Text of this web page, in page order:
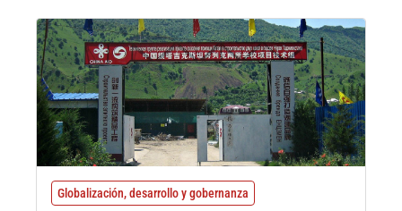
Globalización, desarrollo y gobernanza